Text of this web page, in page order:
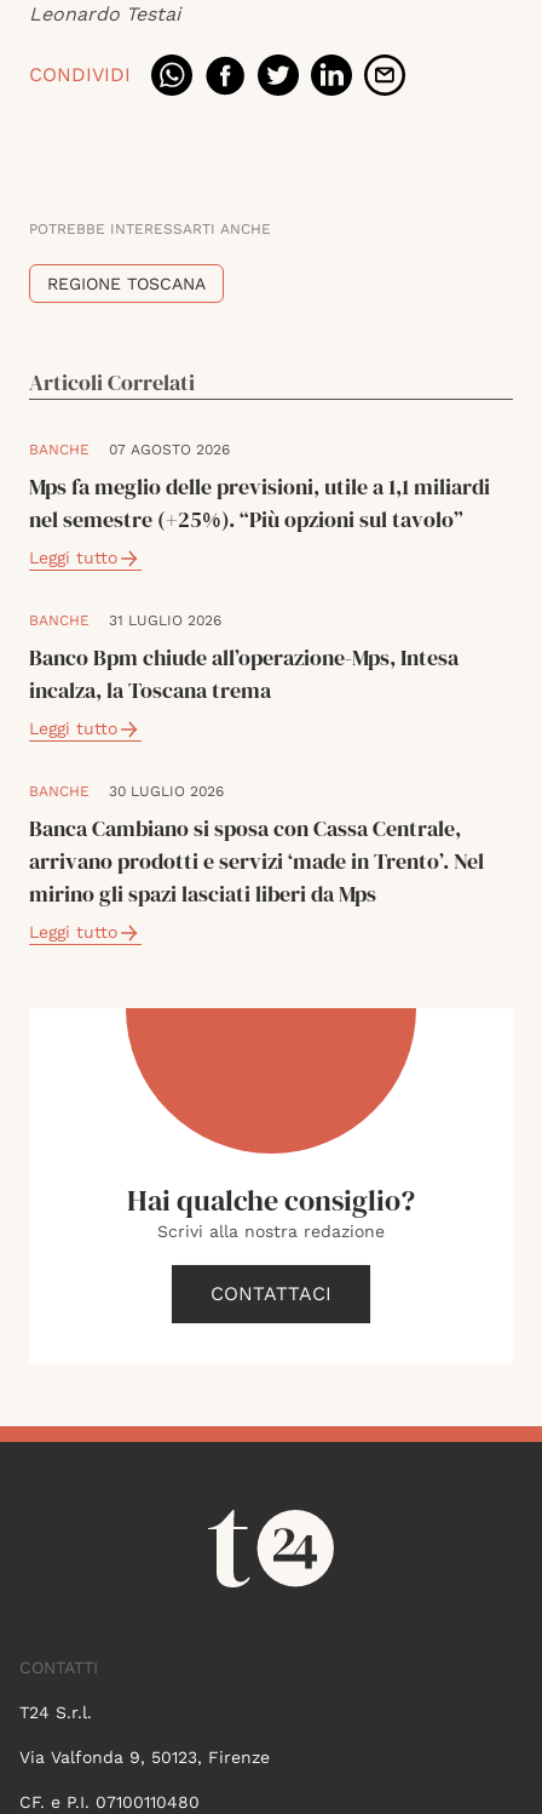
Leonardo Testai
CONDIVIDI
POTREBBE INTERESSARTI ANCHE
REGIONE TOSCANA
Articoli Correlati
BANCHE 07 AGOSTO 2026
Mps fa meglio delle previsioni, utile a 1,1 miliardi
nel semestre (+25%). “Più opzioni sul tavolo”
Leggi tutto
BANCHE 31 LUGLIO 2026
Banco Bpm chiude all’operazione-Mps, Intesa
incalza, la Toscana trema
Leggi tutto
BANCHE 30 LUGLIO 2026
Banca Cambiano si sposa con Cassa Centrale,
arrivano prodotti e servizi ‘made in Trento’. Nel
mirino gli spazi lasciati liberi da Mps
Leggi tutto
Hai qualche consiglio?
Scrivi alla nostra redazione
CONTATTACI
CONTATTI
T24 S.r.l.
Via Valfonda 9, 50123, Firenze
CF. e P.I. 07100110480